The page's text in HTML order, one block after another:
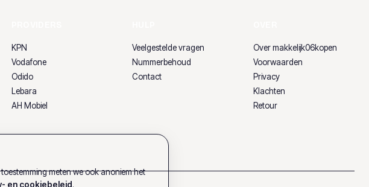
KPN
Vodafone
Odido
Lebara
AH Mobiel
Veelgestelde vragen
Nummerbehoud
Contact
Over makkelijk06kopen
Voorwaarden
Privacy
Klachten
Retour
meten we ook anoniem het
en cookiebeleid.